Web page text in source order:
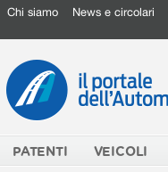
Chi siamo News e circolari
PATENTI VEICOLI